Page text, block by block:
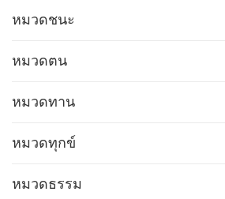
หมวดชนะ
หมวดตน
หมวดทาน
หมวดทุกข์
หมวดธรรม